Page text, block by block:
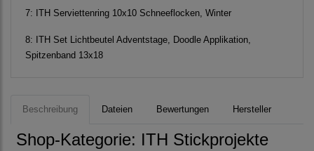
7: ITH Serviettenring 10x10 Schneeflocken, Winter
8: ITH Set Lichtbeutel Adventstage, Doodle Applikation,
Spitzenband 13x18
Beschreibung Dateien Bewertungen Hersteller
Shop-Kategorie: ITH Stickprojekte